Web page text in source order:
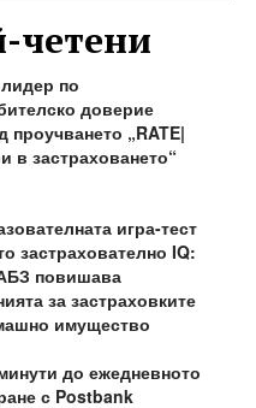
четени
по
доверие
проучването „RATE|
в застраховането“
игра-тест
застрахователно IQ:
повишава
за застраховките
имущество
до ежедневното
с Postbank